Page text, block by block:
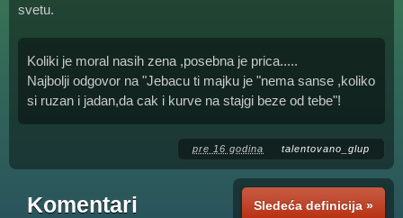
svetu.
Koliki je moral nasih zena ,posebna je prica.....
Najbolji odgovor na "Jebacu ti majku je "nema sanse ,koliko
si ruzan i jadan,da cak i kurve na stajgi beze od tebe"!
pre 16 godina talentovano_glup
Sledeća definicija »
Komentari